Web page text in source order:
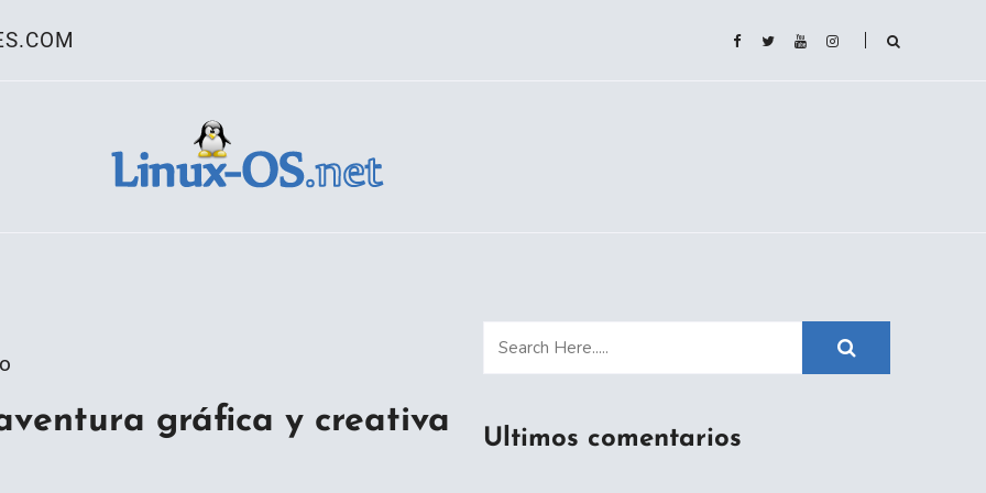
gráfica y creativa Ultimos comentarios